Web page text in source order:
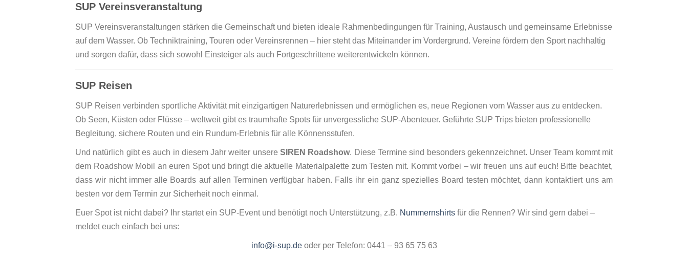
SUP Vereinsveranstaltung
SUP Vereinsveranstaltungen stärken die Gemeinschaft und bieten ideale Rahmenbedingungen für Training, Austausch und gemeinsame Erlebnisse
auf dem Wasser. Ob Techniktraining, Touren oder Vereinsrennen – hier steht das Miteinander im Vordergrund. Vereine fördern den Sport nachhaltig
und sorgen dafür, dass sich sowohl Einsteiger als auch Fortgeschrittene weiterentwickeln können.
SUP Reisen
SUP Reisen verbinden sportliche Aktivität mit einzigartigen Naturerlebnissen und ermöglichen es, neue Regionen vom Wasser aus zu entdecken.
Ob Seen, Küsten oder Flüsse – weltweit gibt es traumhafte Spots für unvergessliche SUP‑Abenteuer. Geführte SUP Trips bieten professionelle
Begleitung, sichere Routen und ein Rundum‑Erlebnis für alle Könnensstufen.
Und natürlich gibt es auch in diesem Jahr weiter unsere SIREN Roadshow. Diese Termine sind besonders gekennzeichnet. Unser Team kommt mit
dem Roadshow Mobil an euren Spot und bringt die aktuelle Materialpalette zum Testen mit. Kommt vorbei – wir freuen uns auf euch! Bitte beachtet,
dass wir nicht immer alle Boards auf allen Terminen verfügbar haben. Falls ihr ein ganz spezielles Board testen möchtet, dann kontaktiert uns am
besten vor dem Termin zur Sicherheit noch einmal.
Euer Spot ist nicht dabei? Ihr startet ein SUP-Event und benötigt noch Unterstützung, z.B. Nummernshirts für die Rennen? Wir sind gern dabei –
meldet euch einfach bei uns:
info@i-sup.de oder per Telefon: 0441 – 93 65 75 63